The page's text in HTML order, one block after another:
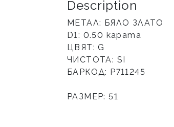
Description
МЕТАЛ: БЯЛО ЗЛАТО
D1: 0.50 карата
ЦВЯТ: G
ЧИСТОТА: SI
БАРКОД: P711245
РАЗМЕР: 51